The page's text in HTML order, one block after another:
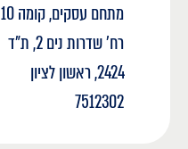
מתחם עסקים, קומה 10
רח' שדרות נים 2, ת"ד
2424, ראשון לציון
7512302